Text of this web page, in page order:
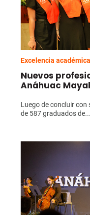
Excelencia académica
Nuevos
Anáhuac
Luego de concluir
de 587 graduados de...